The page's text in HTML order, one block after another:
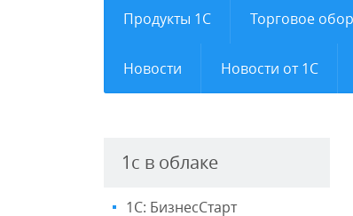
Продукты 1С Торговое
Новости Новости от 1С
1с в облаке
1С: БизнесСтарт